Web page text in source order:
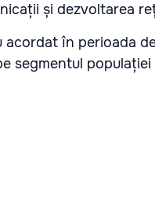
și dezvoltarea
acordat în perioada
segmentul